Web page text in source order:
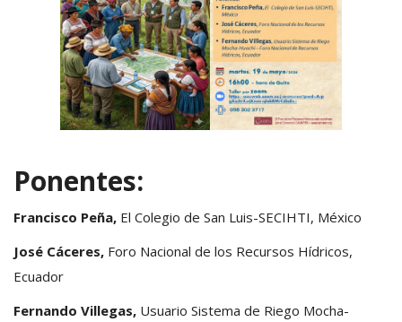
Ponentes:
Francisco Peña, El Colegio de San Luis-SECIHTI, México
José Cáceres, Foro Nacional de los Recursos Hídricos,
Ecuador
Fernando Villegas, Usuario Sistema de Riego Mocha-